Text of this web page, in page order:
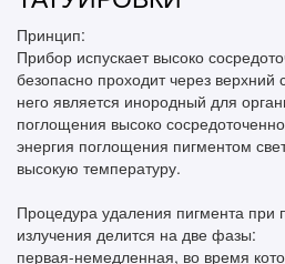
Принцип:
Прибор испускает высоко
безопасно проходит через
него является инородный для
поглощения высоко
энергия поглощения пигментом
высокую температуру.
Процедура удаления пигмента при
излучения делится на две фазы:
первая-немедленная, во время